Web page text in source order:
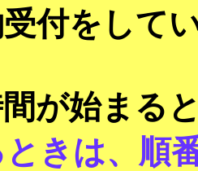
付をして
始まると
きは、順